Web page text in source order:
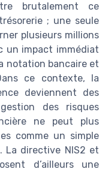
brutalement ce
; une seule
plusieurs millions
un impact immédiat
notation bancaire et
ce contexte, la
deviennent des
des risques
ne peut plus
comme un simple
La directive NIS2 et
d’ailleurs une